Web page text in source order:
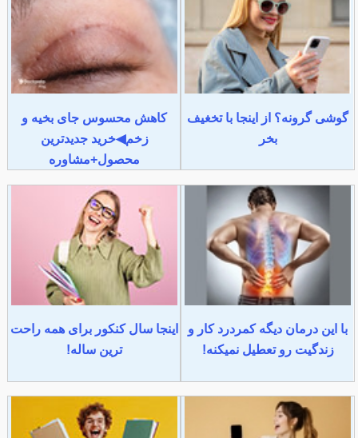
گوشی گرونه؟ از اینجا با تخغیف
بخر
کاهش محسوس جای بخیه و
زخم◀خرید جدیدترین
محصول+مشاوره
با این درمان دیگه کمردرد کار و
زندگیت رو تعطیل نمیکنه!
اینجا سال کنکور برای همه راحت
ترین ساله!